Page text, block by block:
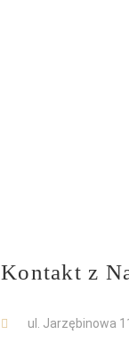
Kontakt z
ul. Jarzębinowa